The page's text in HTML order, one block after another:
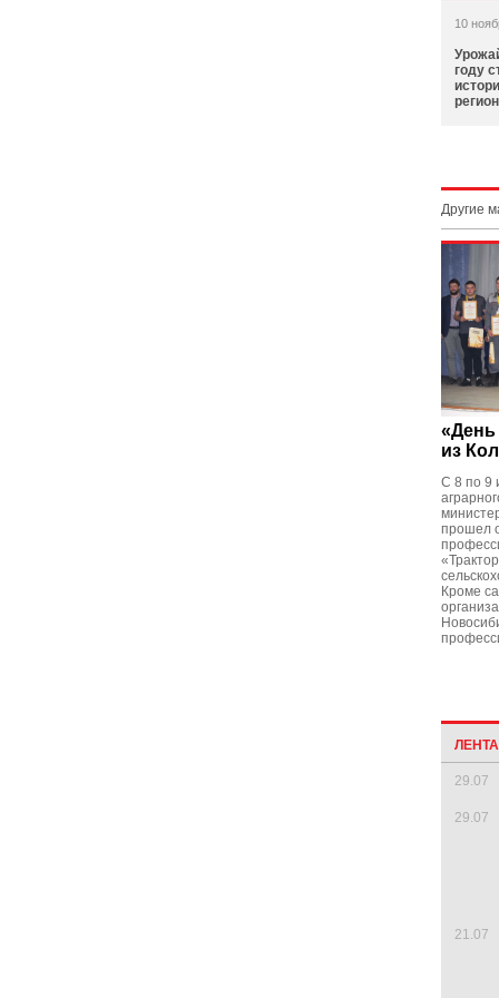
10
году
Другие
«День
из
С 8 по 9
прошел
Кроме
29.07
29.07
21.07